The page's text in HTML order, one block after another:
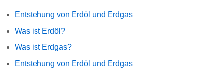
Entstehung von Erdöl und Erdgas
Was ist Erdöl?
Was ist Erdgas?
Entstehung von Erdöl und Erdgas